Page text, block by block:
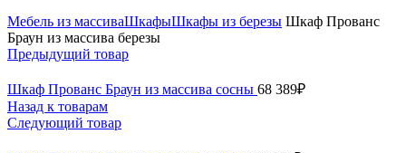
Мебель из массиваШкафыШкафы из березы Шкаф Прованс
Браун из массива березы
Предыдущий товар
Шкаф Прованс Браун из массива сосны 68 389₽
Назад к товарам
Следующий товар